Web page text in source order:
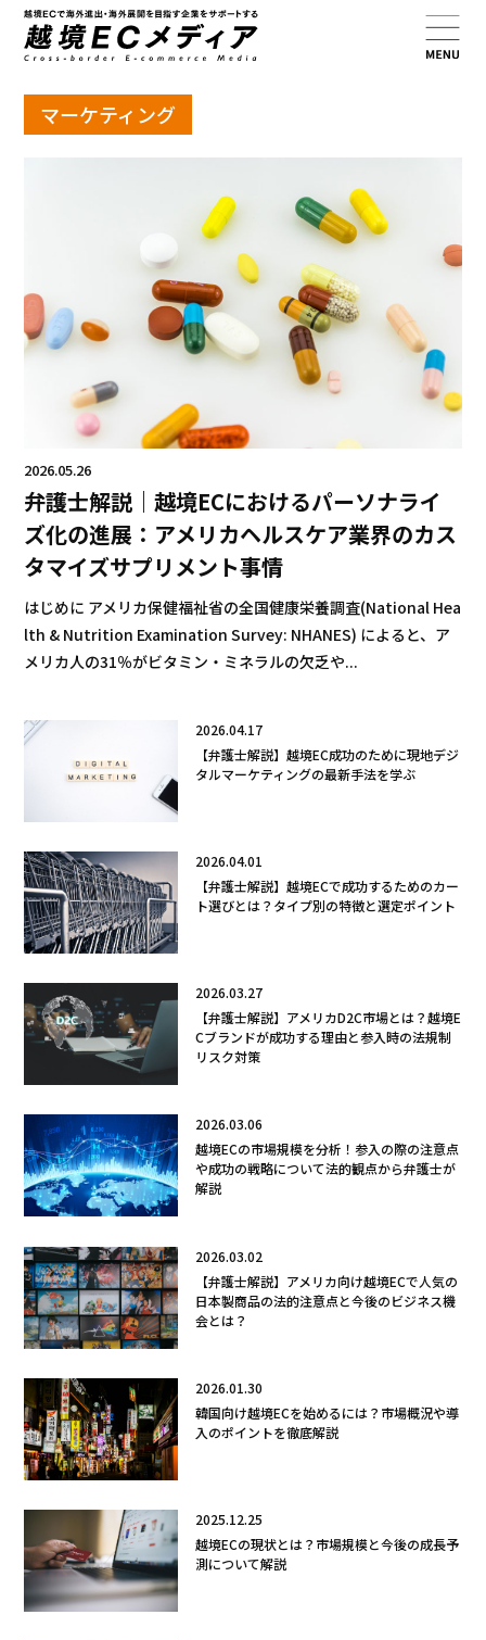
マーケティング
2026.05.26
弁護士解説｜越境ECにおけるパーソナライ
ズ化の進展：アメリカヘルスケア業界のカス
タマイズサプリメント事情
はじめに アメリカ保健福祉省の全国健康栄養調査(National Hea
lth & Nutrition Examination Survey: NHANES) によると、ア
メリカ人の31％がビタミン・ミネラルの欠乏や...
2026.04.17
【弁護士解説】越境EC成功のために現地デジ
タルマーケティングの最新手法を学ぶ
2026.04.01
【弁護士解説】越境ECで成功するためのカー
ト選びとは？タイプ別の特徴と選定ポイント
2026.03.27
【弁護士解説】アメリカD2C市場とは？越境E
Cブランドが成功する理由と参入時の法規制
リスク対策
2026.03.06
越境ECの市場規模を分析！参入の際の注意点
や成功の戦略について法的観点から弁護士が
解説
2026.03.02
【弁護士解説】アメリカ向け越境ECで人気の
日本製商品の法的注意点と今後のビジネス機
会とは？
2026.01.30
韓国向け越境ECを始めるには？市場概況や導
入のポイントを徹底解説
2025.12.25
越境ECの現状とは？市場規模と今後の成長予
測について解説